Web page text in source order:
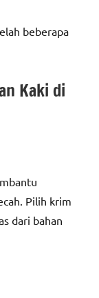
beberapa
Kaki di
Pilih krim
dari bahan